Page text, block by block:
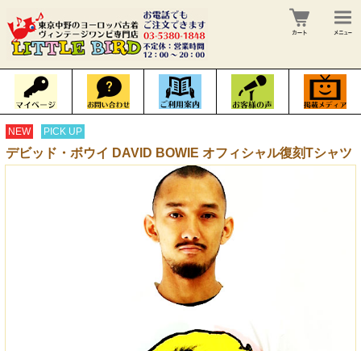
NEW PICK UP
デビッド・ボウイ DAVID BOWIE オフィシャル復刻Tシャツ